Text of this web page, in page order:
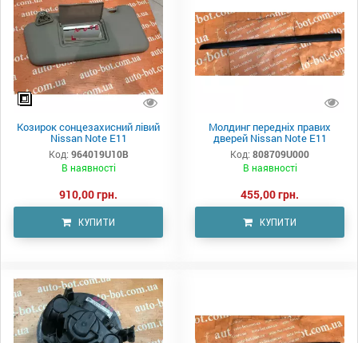
Козирок сонцезахисний лівий
Nissan Note E11
Код: 964019U10B
В наявності
910,00 грн.
КУПИТИ
Молдинг передніх правих
дверей Nissan Note E11
Код: 808709U000
В наявності
455,00 грн.
КУПИТИ